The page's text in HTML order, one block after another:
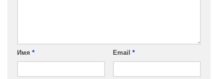
Имя * Email *